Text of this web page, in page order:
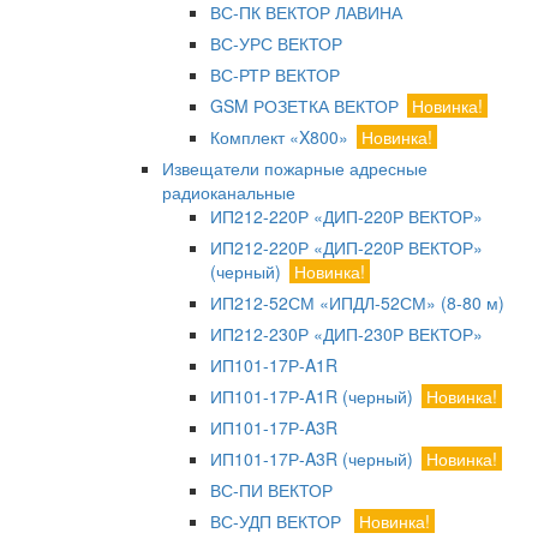
ВС-ПК ВЕКТОР ЛАВИНА
ВС-УРС ВЕКТОР
ВС-РТР ВЕКТОР
GSM РОЗЕТКА ВЕКТОР Новинка!
Комплект «X800»
Новинка!
Извещатели пожарные адресные
радиоканальные
ИП212-220Р «ДИП-220Р ВЕКТОР»
ИП212-220Р «ДИП-220Р ВЕКТОР»
(черный)
Новинка!
ИП212-52СМ «ИПДЛ-52СМ» (8-80 м)
ИП212-230Р «ДИП-230Р ВЕКТОР»
ИП101-17Р-A1R
ИП101-17Р-A1R (черный)
Новинка!
ИП101-17Р-A3R
ИП101-17Р-A3R (черный)
Новинка!
ВС-ПИ ВЕКТОР
ВС-УДП ВЕКТОР
Новинка!